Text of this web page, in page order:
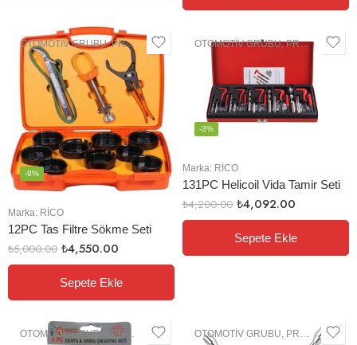
OTOMOTIV GRUBU,PROFESYONEL EL ALETLERI
Marka: RİCO
12PC Tas Filtre Sökme Seti
-9%
₺5,000.00 ₺4,550.00
Sepete Ekle
OTOMOTIV GRUBU,PROFESYONEL EL ALETLERI
Marka: RİCO
131PC Helicoil Vida Tamir Seti
-3%
₺4,200.00 ₺4,092.00
Sepete Ekle
OTOMOTIV GRUBU ,PROFESYONEL EL ALETLERI OTOMOTIV GRUBU PROFESYONEL EL ALETLERI